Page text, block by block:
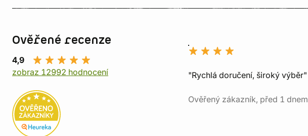
Ověřené recenze
4,9
zobraz 12992 hodnocení
"Rychlá doručení, široký výběr"
Ověřený zákazník, před 1 dnem